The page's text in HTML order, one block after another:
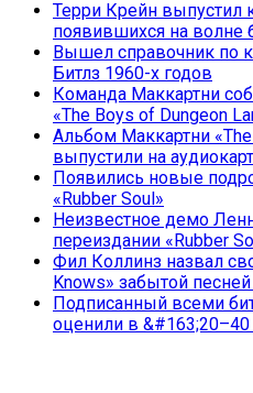
Терри Крейн выпустил
появившихся на волне
Вышел справочник по
Битлз 1960-х годов
Команда Маккартни
«The Boys of Dungeon
Альбом Маккартни
выпустили на
Появились новые
«Rubber Soul»
Неизвестное демо
переиздании «Rubber
Фил Коллинз назвал
Knows» забытой
Подписанный всеми
оценили в &#163;20–40